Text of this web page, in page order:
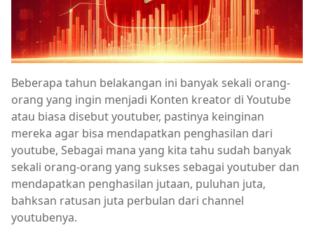
Beberapa tahun belakangan ini banyak sekali orang-
orang yang ingin menjadi Konten kreator di Youtube
atau biasa disebut youtuber, pastinya keinginan
mereka agar bisa mendapatkan penghasilan dari
youtube, Sebagai mana yang kita tahu sudah banyak
sekali orang-orang yang sukses sebagai youtuber dan
mendapatkan penghasilan jutaan, puluhan juta,
bahksan ratusan juta perbulan dari channel
youtubenya.